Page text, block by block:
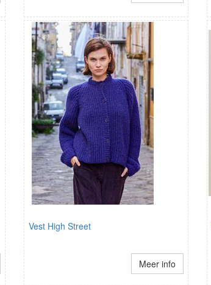
Vest High Street
Meer info